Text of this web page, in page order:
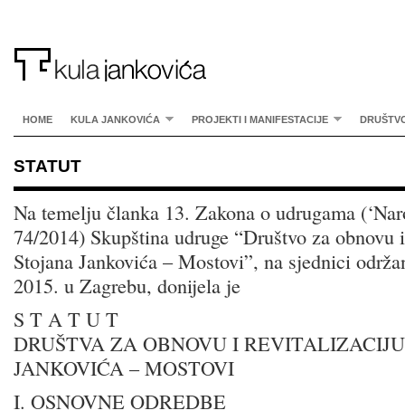
HOME KULA JANKOVIĆA PROJEKTI I MANIFESTACIJE
STATUT
Na temelju članka 13. Zakona o udrugama
74/2014) Skupština udruge “Društvo za
Stojana Jankovića – Mostovi”, na sjednici
2015. u Zagrebu, donijela je
S T A T U T
DRUŠTVA ZA OBNOVU I
JANKOVIĆA – MOSTOVI
I. OSNOVNE ODREDBE